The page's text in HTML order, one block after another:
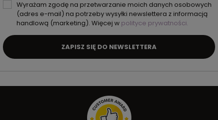
Wyrażam zgodę na przetwarzanie moich danych osobowych
(adres e-mail) na potrzeby wysyłki newslettera z informacją
handlową (marketing). Więcej w polityce prywatności.
ZAPISZ SIĘ DO NEWSLETTERA